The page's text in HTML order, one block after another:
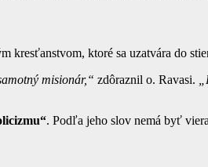
kresťanstvom, ktoré sa uzatvára do
misionár,“ zdôraznil o. Ravasi.
. Podľa jeho slov nemá byť